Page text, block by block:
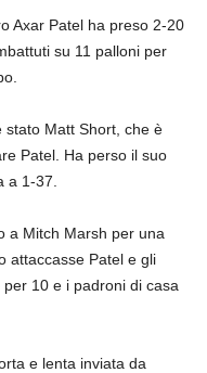
Axar Patel ha preso 2-20
su 11 palloni per
stato Matt Short, che è
Patel. Ha perso il suo
a 1-37.
a Mitch Marsh per una
attaccasse Patel e gli
10 e i padroni di casa
e lenta inviata da